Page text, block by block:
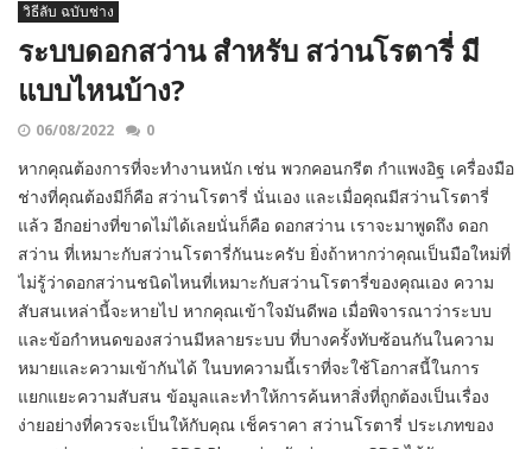
วิธีลับ ฉบับช่าง
ระบบดอกสว่าน สำหรับ สว่านโรตารี่ มี
แบบไหนบ้าง?
06/08/2022 0
หากคุณต้องการที่จะทำงานหนัก เช่น พวกคอนกรีต กำแพงอิฐ เครื่องมือ
ช่างที่คุณต้องมีก็คือ สว่านโรตารี่ นั่นเอง และเมื่อคุณมีสว่านโรตารี่
แล้ว อีกอย่างที่ขาดไม่ได้เลยนั่นก็คือ ดอกสว่าน เราจะมาพูดถึง ดอก
สว่าน ที่เหมาะกับสว่านโรตารี่กันนะครับ ยิ่งถ้าหากว่าคุณเป็นมือใหม่ที่
ไม่รู้ว่าดอกสว่านชนิดไหนที่เหมาะกับสว่านโรตารี่ของคุณเอง ความ
สับสนเหล่านี้จะหายไป หากคุณเข้าใจมันดีพอ เมื่อพิจารณาว่าระบบ
และข้อกำหนดของสว่านมีหลายระบบ ที่บางครั้งทับซ้อนกันในความ
หมายและความเข้ากันได้ ในบทความนี้เราที่จะใช้โอกาสนี้ในการ
แยกแยะความสับสน ข้อมูลและทำให้การค้นหาสิ่งที่ถูกต้องเป็นเรื่อง
ง่ายอย่างที่ควรจะเป็นให้กับคุณ เช็คราคา สว่านโรตารี่ ประเภทของ